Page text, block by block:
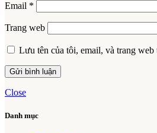
Email *
Trang web
Lưu tên của tôi, email, và trang
Close
Danh mục